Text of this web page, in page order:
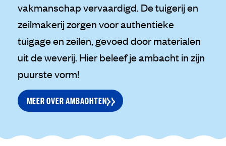
vakmanschap vervaardigd. De tuigerij en
zeilmakerij zorgen voor authentieke
tuigage en zeilen, gevoed door materialen
uit de weverij. Hier beleef je ambacht in zijn
puurste vorm!
MEER OVER AMBACHTEN